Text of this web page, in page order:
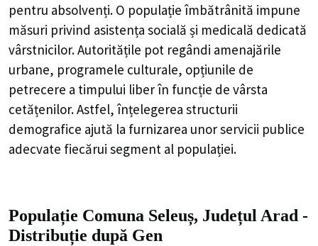
pentru absolvenți. O populație îmbătrânită impune
măsuri privind asistența socială și medicală dedicată
vârstnicilor. Autoritățile pot regândi amenajările
urbane, programele culturale, opțiunile de
petrecere a timpului liber în funcție de vârsta
cetățenilor. Astfel, înțelegerea structurii
demografice ajută la furnizarea unor servicii publice
adecvate fiecărui segment al populației.
Populație Comuna Seleuș, Județul Arad -
Distribuție după Gen